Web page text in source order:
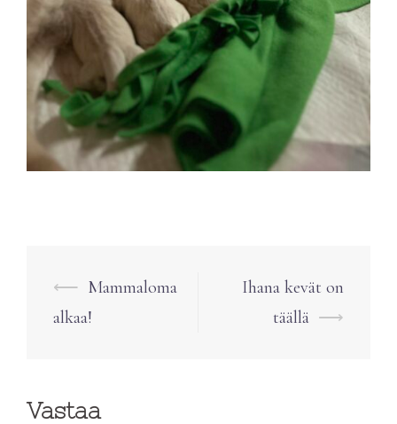
Post
navigation
⟵ Mammaloma
alkaa!
Ihana kevät on
täällä ⟶
Vastaa